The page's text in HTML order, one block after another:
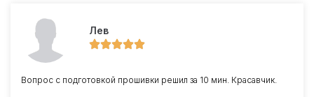
Лев
Вопрос с подготовкой прошивки решил за 10 мин. Красавчик.